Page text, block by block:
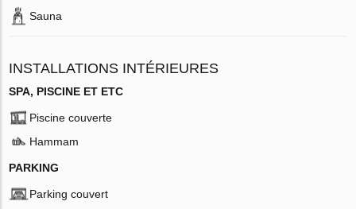
Sauna
INSTALLATIONS INTÉRIEURES
SPA, PISCINE ET ETC
Piscine couverte
Hammam
PARKING
Parking couvert